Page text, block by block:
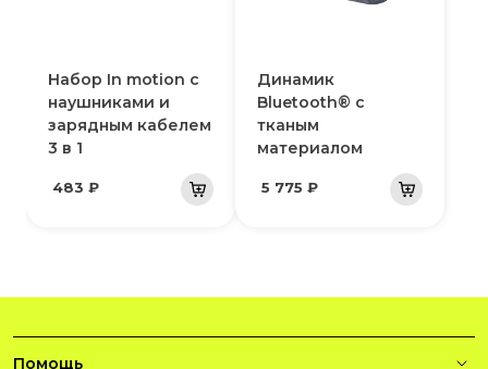
Набор In motion с
наушниками и
зарядным кабелем
3 в 1
483 ₽
Динамик
Bluetooth® с
тканым
материалом
5 775 ₽
Помощь